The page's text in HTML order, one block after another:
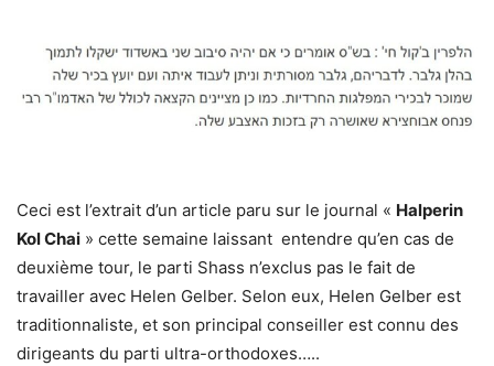
Ceci est l’extrait d’un article paru sur le journal « Halperin
Kol Chai » cette semaine laissant entendre qu’en cas de
deuxième tour, le parti Shass n’exclus pas le fait de
travailler avec Helen Gelber. Selon eux, Helen Gelber est
traditionnaliste, et son principal conseiller est connu des
dirigeants du parti ultra-orthodoxes…..